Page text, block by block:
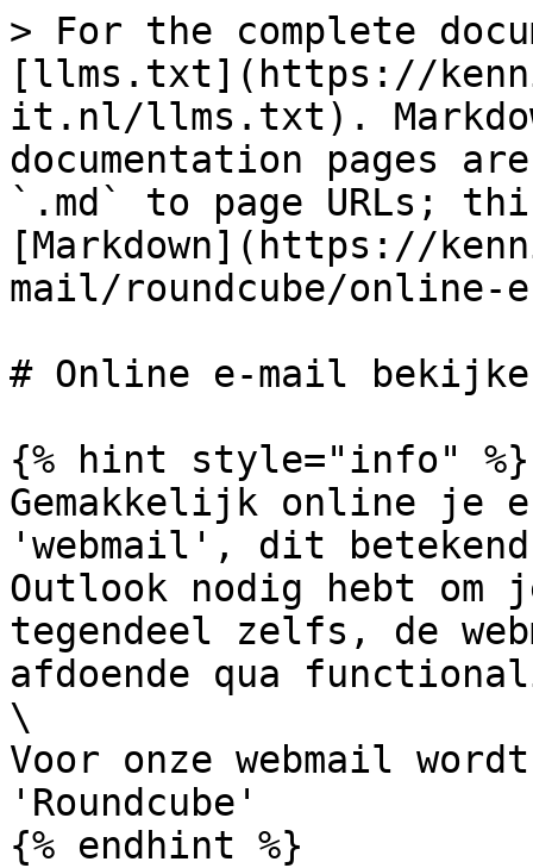
> For the complete
[llms.txt](https://
it.nl/llms.txt).
documentation pages
`.md` to page URLs;
[Markdown](https://
mail/roundcube/online-
# Online e-mail
{% hint style="info" %}
Gemakkelijk online je
'webmail', dit
Outlook nodig hebt
tegendeel zelfs, de
afdoende qua
\
Voor onze webmail
'Roundcube'
{% endhint %}